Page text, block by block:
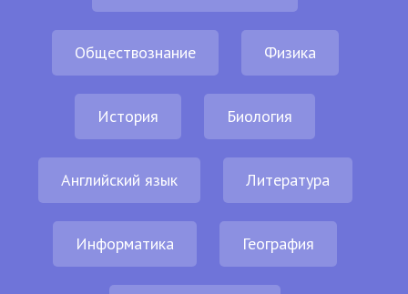
Обществознание Физика
История Биология
Английский язык Литература
Информатика География